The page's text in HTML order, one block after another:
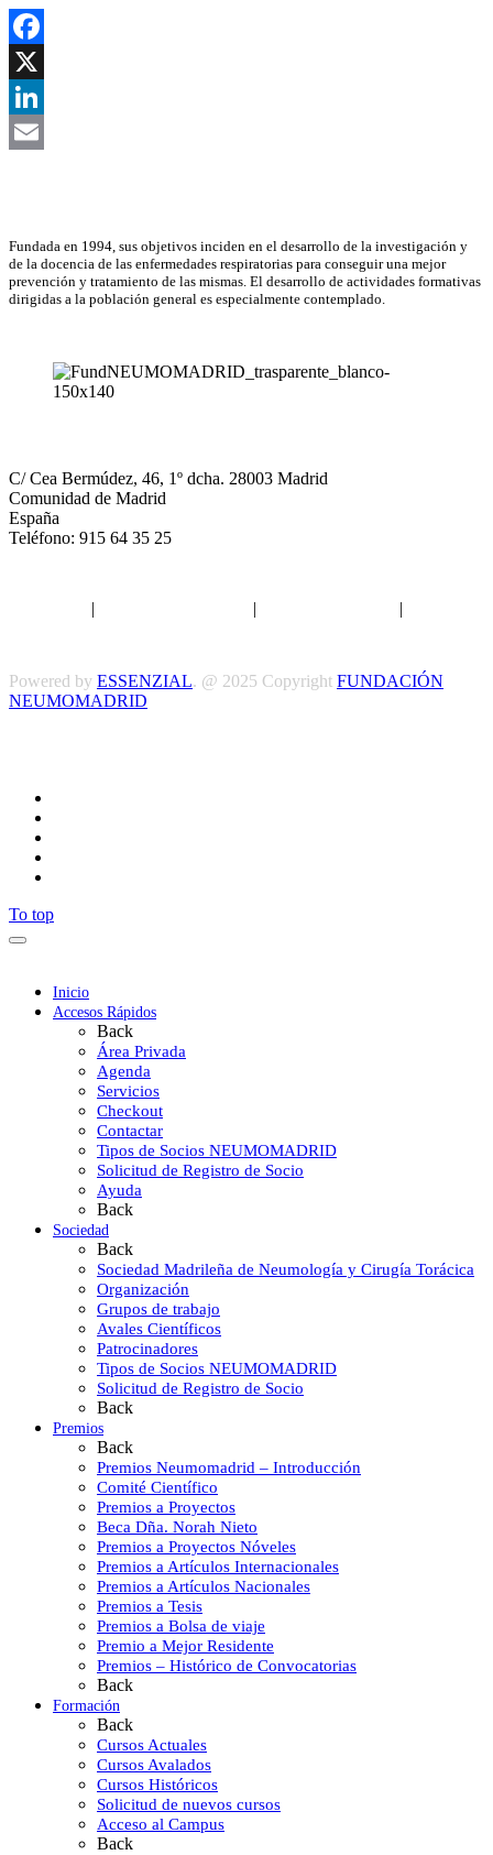
Facebook
X
LinkedIn
Fundada en 1994, sus objetivos inciden en el desarrollo de la investigación y
de la docencia de las enfermedades respiratorias para conseguir una mejor
prevención y tratamiento de las mismas. El desarrollo de actividades formativas
dirigidas a la población general es especialmente contemplado.
C/ Cea Bermúdez, 46, 1º dcha. 28003 Madrid
Comunidad de Madrid
España
Teléfono: 915 64 35 25
| | |
Powered by ESSENZIAL. @ 2025 Copyright FUNDACIÓN
NEUMOMADRID
To top
Inicio
Accesos Rápidos
Back
Área Privada
Agenda
Servicios
Checkout
Contactar
Tipos de Socios NEUMOMADRID
Solicitud de Registro de Socio
Ayuda
Back
Sociedad
Back
Sociedad Madrileña de Neumología y Cirugía Torácica
Organización
Grupos de trabajo
Avales Científicos
Patrocinadores
Tipos de Socios NEUMOMADRID
Solicitud de Registro de Socio
Back
Premios
Back
Premios Neumomadrid – Introducción
Comité Científico
Premios a Proyectos
Beca Dña. Norah Nieto
Premios a Proyectos Nóveles
Premios a Artículos Internacionales
Premios a Artículos Nacionales
Premios a Tesis
Premios a Bolsa de viaje
Premio a Mejor Residente
Premios – Histórico de Convocatorias
Back
Formación
Back
Cursos Actuales
Cursos Avalados
Cursos Históricos
Solicitud de nuevos cursos
Acceso al Campus
Back